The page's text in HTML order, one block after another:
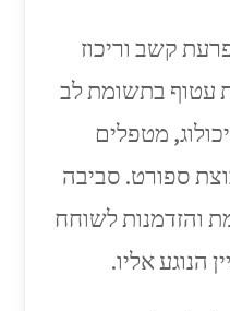
קשב וריכוז
עטוף בתשומת לב
מטפלים
ספורט. סביבה
והזדמנות לשוחח
הנוגע אליו.